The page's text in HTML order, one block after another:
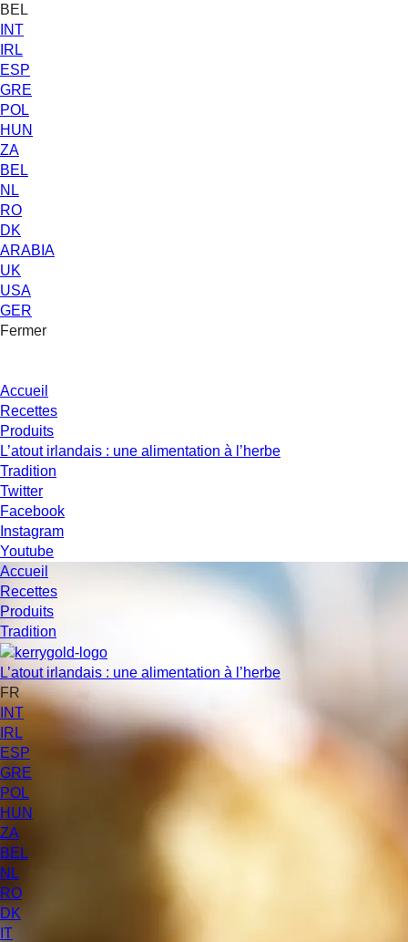
BEL
INT
IRL
ESP
GRE
POL
HUN
ZA
BEL
NL
RO
DK
ARABIA
UK
USA
GER
Fermer
Accueil
Recettes
Produits
L’atout irlandais : une alimentation à l’herbe
Tradition
Twitter
Facebook
Instagram
Youtube
Accueil
Recettes
Produits
Tradition
L’atout irlandais : une alimentation à l’herbe
FR
INT
IRL
ESP
GRE
POL
HUN
ZA
BEL
NL
RO
DK
IT